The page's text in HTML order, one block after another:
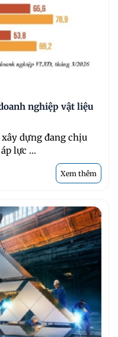
nghiệp vật liệu
dựng đang chịu
lực ...
Xem thêm